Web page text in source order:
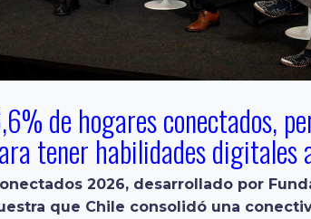
de hogares conectados,
tener habilidades digitales
2026, desarrollado por
que Chile consolidó una